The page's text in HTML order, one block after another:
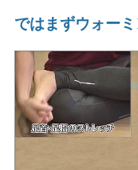
ではまずウォーミ